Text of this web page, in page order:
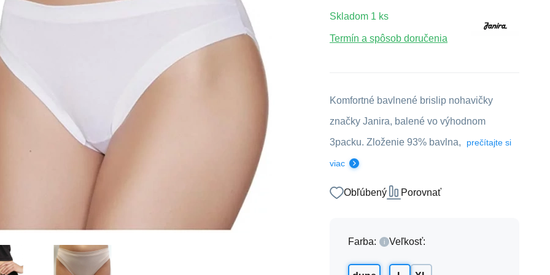
Skladom 1 ks
Termín a spôsob doručenia
Komfortné bavlnené brislip nohavičky
značky Janira, balené vo výhodnom
3packu. Zloženie 93% bavlna,
prečítajte si
viac
Obľúbený Porovnať
Farba: Veľkosť: